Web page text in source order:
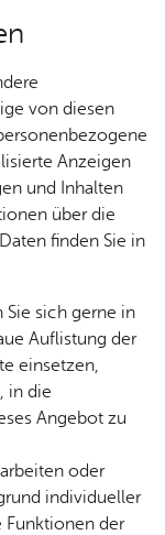
von diesen
Anzeigen
und Inhalten
über die
finden Sie in
sich gerne in
Auflistung der
einsetzen,
in die
Angebot zu
oder
individueller
der